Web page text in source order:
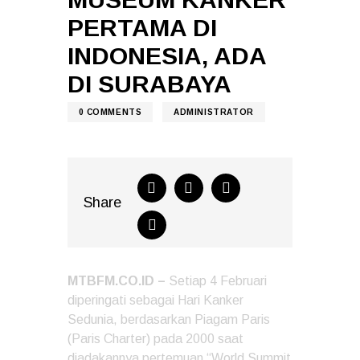
PERTAMA DI
INDONESIA, ADA
DI SURABAYA
0 COMMENTS ADMINISTRATOR
Share
MTBFM.CO.ID – Setiap 4 Februari
diperingati sebagai Hari Kanker
Sedunia, berdasarkan Piagam Paris
(Paris Charter) pada 2000 saat